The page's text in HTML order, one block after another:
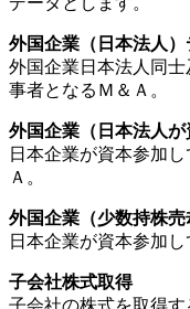
外国企業（日本法人）
外国企業日本法人同
事者となるＭ＆Ａ。
外国企業（日本法人
日本企業が資本参加
Ａ。
外国企業（少数持株
日本企業が資本参加
子会社株式取得
子会社の株式を取得